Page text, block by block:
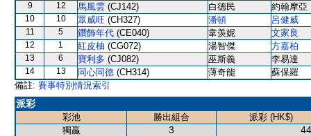
9 12 馬風雲 (CJ142) 白德民 約翰摩亞
10 10 眾威旺 (CH327) 潘頓 呂健威
11 5 鑽飾年代 (CE040) 韋羡妮 文家良
12 1 紅皮柚 (CG072) 湯智傑 方嘉柏
13 6 寶利多 (CJ082) 巫斯義 李易達
14 13 同心同德 (CH314) 薄奇能
蘇保羅
備註: 賽事特別情況索引
派彩
彩池 勝出組合
派彩 (HK$)
獨贏
3